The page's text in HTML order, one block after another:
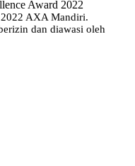
AXA Mandiri.
dan diawasi oleh